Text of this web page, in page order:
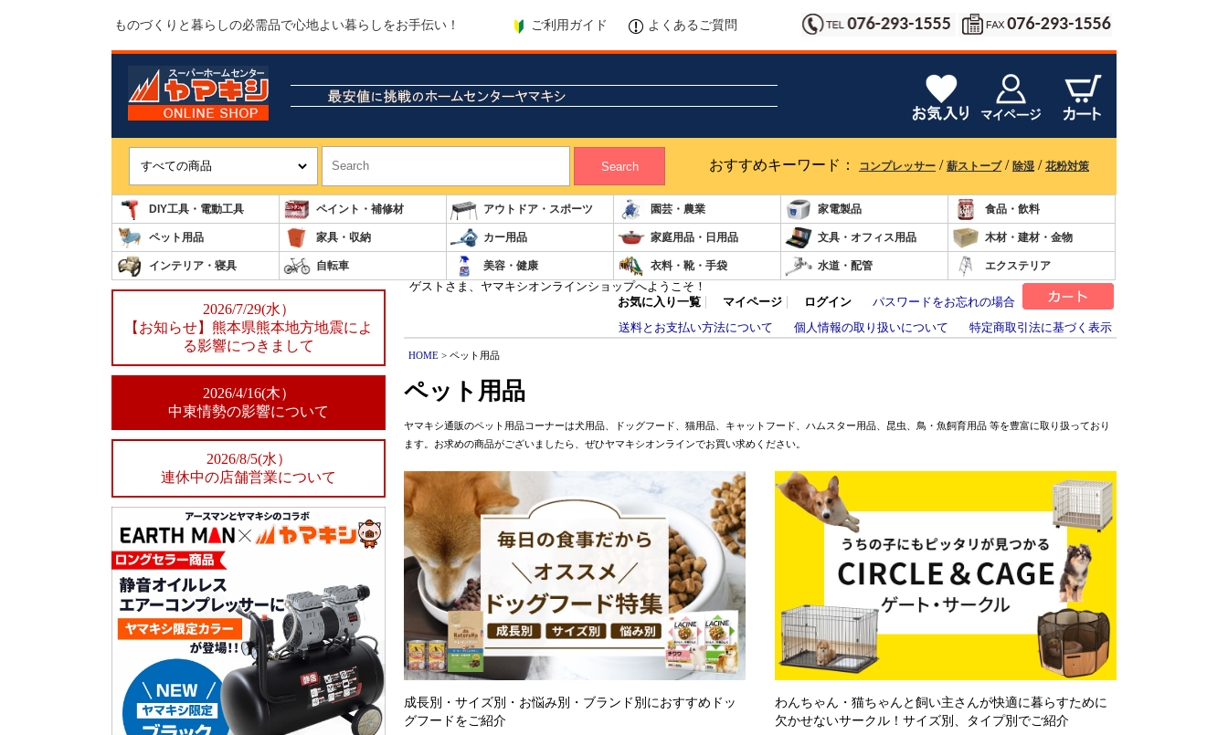
ものづくりと暮らしの必需品で心地よい暮らしをお手伝い！ ご利用ガイド よくあるご質問
Search おすすめキーワード： コンプレッサー / 薪ストーブ/ 除湿 / 花粉対策
DIY工具・電動工具 ペイント・補修材 アウトドア・スポーツ 園芸・農業 家電製品 食品・飲料
ペット用品 家具・収納 カー用品 家庭用品・日用品 文具・オフィス用品 木材・建材・金物
インテリア・寝具 自転車 美容・健康 衣料・靴・手袋 水道・配管 エクステリア
2026/7/29(水）
【お知らせ】熊本県熊本地方地震によ
る影響につきまして
2026/4/16(木）
中東情勢の影響について
2026/8/5(水）
連休中の店舗営業について
ゲストさま、ヤマキシオンラインショップへようこそ！
お気に入り一覧
マイページ ログイン
パスワードをお忘れの場合
送料とお支払い方法について
個人情報の取り扱いについて 特定商取引法に基づく表示
HOME > ペット用品
ペット用品
ヤマキシ通販のペット用品コーナーは犬用品、ドッグフード、猫用品、キャットフード、ハムスター用品、昆虫、鳥・魚飼育用品 等を豊富に取り扱っており
ます。お求めの商品がございましたら、ぜひヤマキシオンラインでお買い求めください。
成長別・サイズ別・お悩み別・ブランド別におすすめドッ
グフードをご紹介
わんちゃん・猫ちゃんと飼い主さんが快適に暮らすために
欠かせないサークル！サイズ別、タイプ別でご紹介